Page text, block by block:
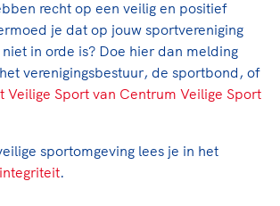
recht op een veilig en positief
je dat op jouw sportvereniging
in orde is? Doe hier dan melding
verenigingsbestuur, de sportbond, of
Veilige Sport van Centrum Veilige Sport
sportomgeving lees je in het
.